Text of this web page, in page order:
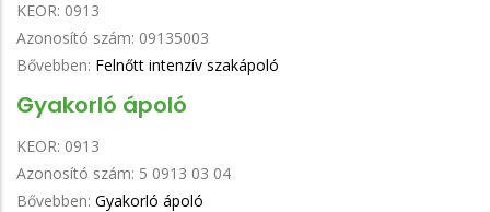
KEOR: 0913
Azonosító szám: 09135003
Bővebben: Felnőtt intenzív szakápoló
Gyakorló ápoló
KEOR: 0913
Azonosító szám: 5 0913 03 04
Bővebben: Gyakorló ápoló